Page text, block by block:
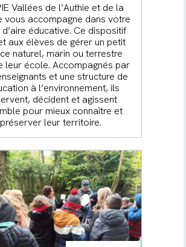
Vallées de l’Authie et de la
vous accompagne dans votre
éducative. Ce dispositif
aux élèves de gérer un petit
naturel, marin ou terrestre
leur école. Accompagnés par
et une structure de
à l’environnement, ils
décident et agissent
pour mieux connaître et
préserver leur territoire.